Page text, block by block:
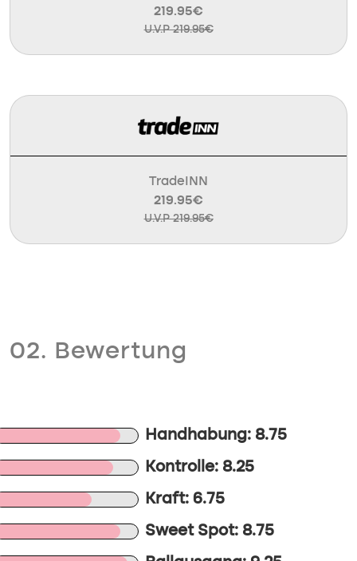
219.95€
U.V.P 219.95€
TradeINN
219.95€
U.V.P 219.95€
02. Bewertung
Handhabung: 8.75
Kontrolle: 8.25
Kraft: 6.75
Sweet Spot: 8.75